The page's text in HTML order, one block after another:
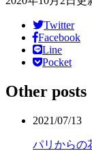
Twitter
Facebook
Line
Pocket
Other posts
2021/07/13
パリからの